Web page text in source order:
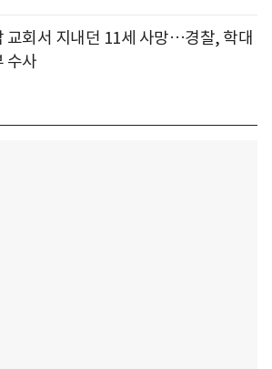
교회서 지내던 11세 사망…경찰, 학대
수사